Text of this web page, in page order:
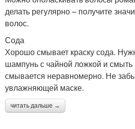
делать регулярно – получите
волос.
Сода
Хорошо смывает краску сода.
шампунь с чайной ложкой и смыть
смывается неравномерно. Не
увлажняющей маске.
читать дальше →